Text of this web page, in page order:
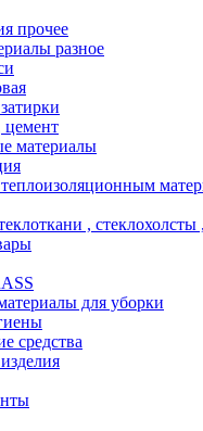
прочее
разное
материалы
,
для уборки
средства